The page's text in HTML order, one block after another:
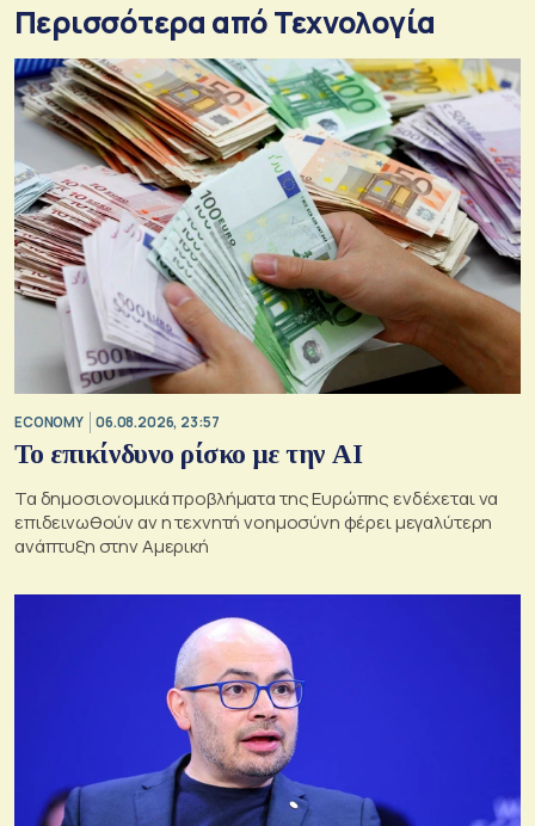
Περισσότερα από Τεχνολογία
ECONOMY 06.08.2026, 23:57
Το επικίνδυνο ρίσκο με την ΑΙ
Τα δημοσιονομικά προβλήματα της Ευρώπης ενδέχεται να
επιδεινωθούν αν η τεχνητή νοημοσύνη φέρει μεγαλύτερη
ανάπτυξη στην Αμερική